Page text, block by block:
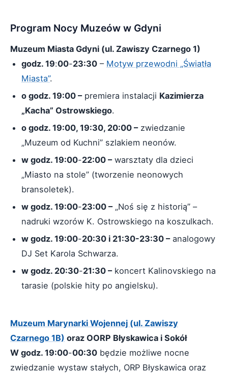
Program Nocy Muzeów w Gdyni
Muzeum Miasta Gdyni (ul. Zawiszy Czarnego 1)
godz. 19:00-23:30 – Motyw przewodni „Światła
Miasta”.
o godz. 19:00 –premiera instalacji Kazimierza
„Kacha” Ostrowskiego.
o godz. 19:00, 19:30, 20:00 –zwiedzanie
„Muzeum od Kuchni” szlakiem neonów.
w godz. 19:00-22:00 –warsztaty dla dzieci
„Miasto na stole” (tworzenie neonowych
bransoletek).
w godz. 19:00-23:00 –„Noś się z historią” –
nadruki wzorów K. Ostrowskiego na koszulkach.
w godz. 19:00-20:30 i 21:30-23:30 –analogowy
DJ Set Karola Schwarza.
w godz. 20:30-21:30 –koncert Kalinovskiego na
tarasie (polskie hity po angielsku).
Muzeum Marynarki Wojennej (ul. Zawiszy
Czarnego 1B) oraz OORP Błyskawica i Sokół
W godz. 19:00-00:30 będzie możliwe nocne
zwiedzanie wystaw stałych, ORP Błyskawica oraz